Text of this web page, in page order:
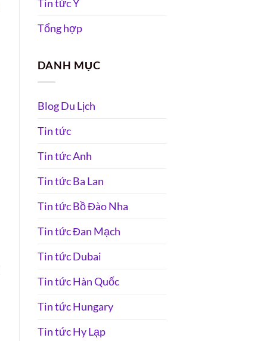
Tin tức Ý
Tổng hợp
DANH MỤC
Blog Du Lịch
Tin tức
Tin tức Anh
Tin tức Ba Lan
Tin tức Bồ Đào Nha
Tin tức Đan Mạch
Tin tức Dubai
Tin tức Hàn Quốc
Tin tức Hungary
Tin tức Hy Lạp